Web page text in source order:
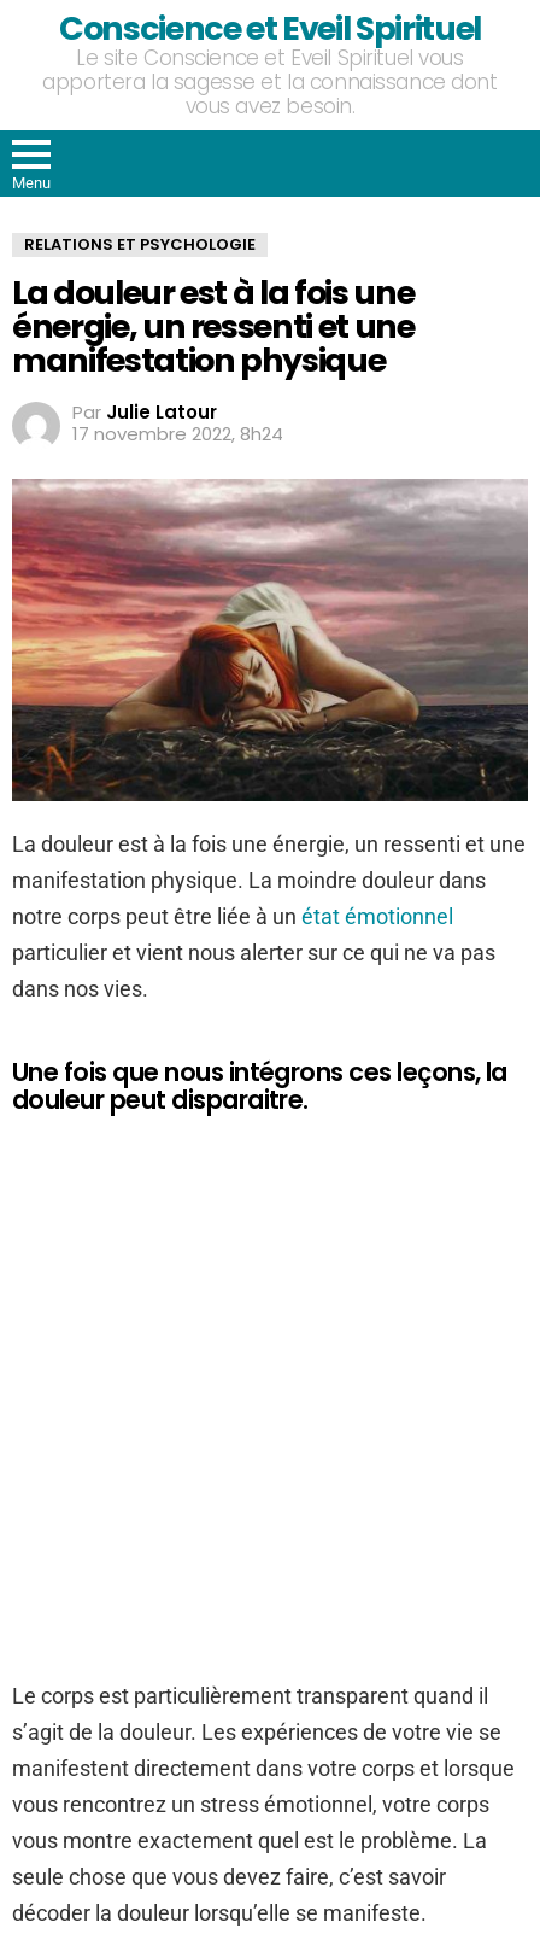
Conscience et Eveil Spirituel
Le site Conscience et Eveil Spirituel vous
apportera la sagesse et la connaissance dont
vous avez besoin.
Menu
RELATIONS ET PSYCHOLOGIE
La douleur est à la fois une
énergie, un ressenti et une
manifestation physique
Par Julie Latour
17 novembre 2022, 8h24
La douleur est à la fois une énergie, un ressenti et une
manifestation physique. La moindre douleur dans
notre corps peut être liée à un état émotionnel
particulier et vient nous alerter sur ce qui ne va pas
dans nos vies.
Une fois que nous intégrons ces leçons, la
douleur peut disparaitre.
Le corps est particulièrement transparent quand il
s’agit de la douleur. Les expériences de votre vie se
manifestent directement dans votre corps et lorsque
vous rencontrez un stress émotionnel, votre corps
vous montre exactement quel est le problème. La
seule chose que vous devez faire, c’est savoir
décoder la douleur lorsqu’elle se manifeste.